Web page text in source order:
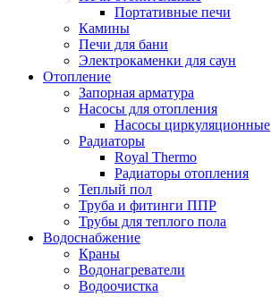
Портативные печи
Камины
Печи для бани
Электрокаменки для саун
Отопление
Запорная арматура
Насосы для отопления
Насосы циркуляционные
Радиаторы
Royal Thermo
Радиаторы отопления
Теплый пол
Труба и фитинги ППР
Трубы для теплого пола
Водоснабжение
Краны
Водонагреватели
Водоочистка